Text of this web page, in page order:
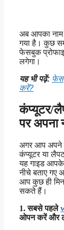
अब आपका नाम
गया है। कुछ
फेसबुक
लगेगा।
यह भी पढ़ें:
करें?
कंप्यूटर/
पर
अगर आप अपने
कंप्यूटर या
यह गाइड
नीचे बताए गए
आप कुछ ही
सकते हैं।
1. सबसे पहले
ओपन करें और